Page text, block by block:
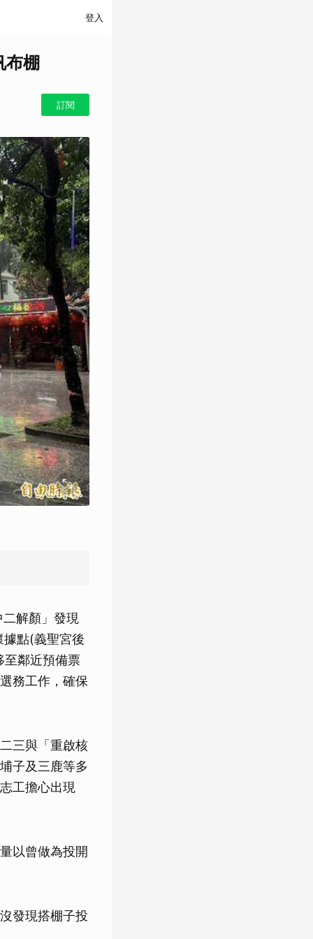
登入
布棚
訂閱
解顏」發現
點(義聖宮後
至鄰近預備票
務工作，確保
三與「重啟核
子及三鹿等多
工擔心出現
以曾做為投開
發現搭棚子投